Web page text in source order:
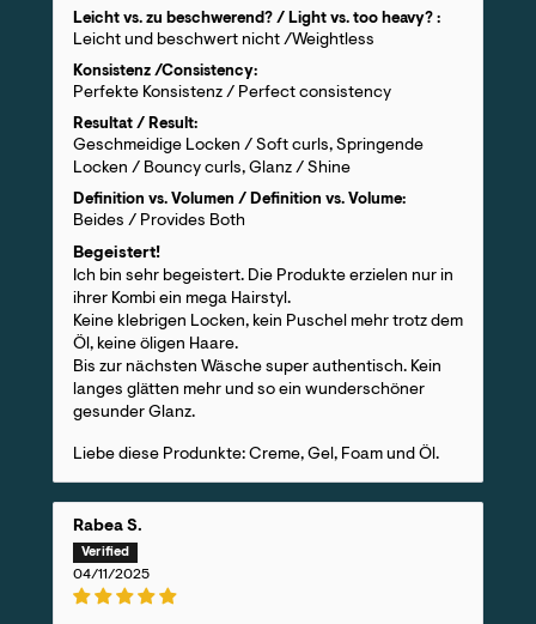
Leicht vs. zu beschwerend? / Light vs. too heavy? :
Leicht und beschwert nicht /Weightless
Konsistenz /Consistency:
Perfekte Konsistenz / Perfect consistency
Resultat / Result:
Geschmeidige Locken / Soft curls, Springende
Locken / Bouncy curls, Glanz / Shine
Definition vs. Volumen / Definition vs. Volume:
Beides / Provides Both
Begeistert!
Ich bin sehr begeistert. Die Produkte erzielen nur in
ihrer Kombi ein mega Hairstyl.
Keine klebrigen Locken, kein Puschel mehr trotz dem
Öl, keine öligen Haare.
Bis zur nächsten Wäsche super authentisch. Kein
langes glätten mehr und so ein wunderschöner
gesunder Glanz.
Liebe diese Produnkte: Creme, Gel, Foam und Öl.
Rabea S.
04/11/2025